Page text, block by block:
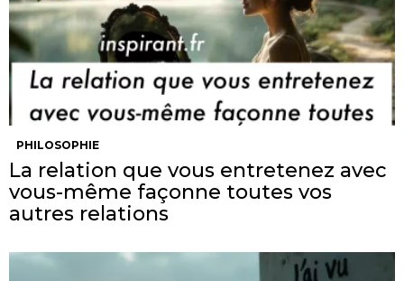
PHILOSOPHIE
La relation que vous entretenez avec
vous-même façonne toutes vos
autres relations